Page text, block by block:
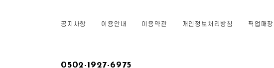
공지사항 이용안내 이용약관 개인정보처리방침 픽업매장
0502-1927-6975